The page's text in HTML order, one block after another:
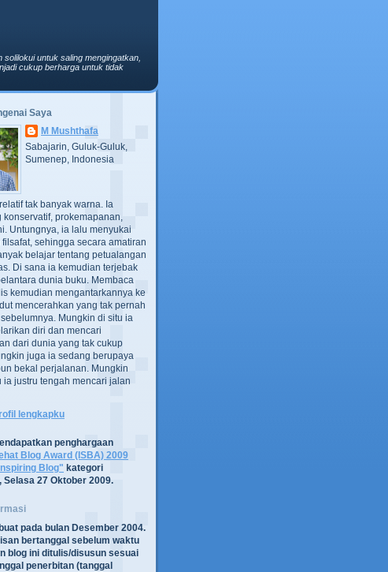
untuk saling mengingatkan,
cukup berharga untuk tidak
Saya
M Mushthafa
Sabajarin, Guluk-Guluk,
Sumenep, Indonesia
tak banyak warna. Ia
konservatif, prokemapanan,
Untungnya, ia lalu menyukai
filsafat, sehingga secara amatiran
belajar tentang petualangan
Di sana ia kemudian terjebak
dunia buku. Membaca
kemudian mengantarkannya ke
mencerahkan yang tak pernah
Mungkin di situ ia
diri dan mencari
dari dunia yang tak cukup
juga ia sedang berupaya
bekal perjalanan. Mungkin
ia justru tengah mencari jalan
lengkapku
penghargaan
Blog Award (ISBA) 2009
Blog" kategori
Selasa 27 Oktober 2009.
pada bulan Desember 2004.
bertanggal sebelum waktu
blog ini ditulis/disusun sesuai
penerbitan (tanggal